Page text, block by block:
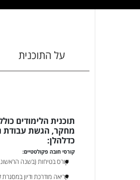
על התוכנית
מחקר, הגשת עבודת
כדלהלן:
קורסי חובה פקולטטיים:
קורס בטיחות (בשנה
קריאה מודרכת ודיון